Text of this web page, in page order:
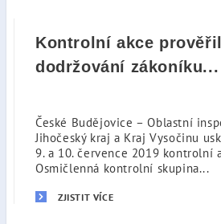
Kontrolní akce
dodržování zákoníku...
České Budějovice – Oblastní
Jihočeský kraj a Kraj Vysočinu
9. a 10. července 2019 kontrolní
Osmičlenná kontrolní skupina...
ZJISTIT VÍCE